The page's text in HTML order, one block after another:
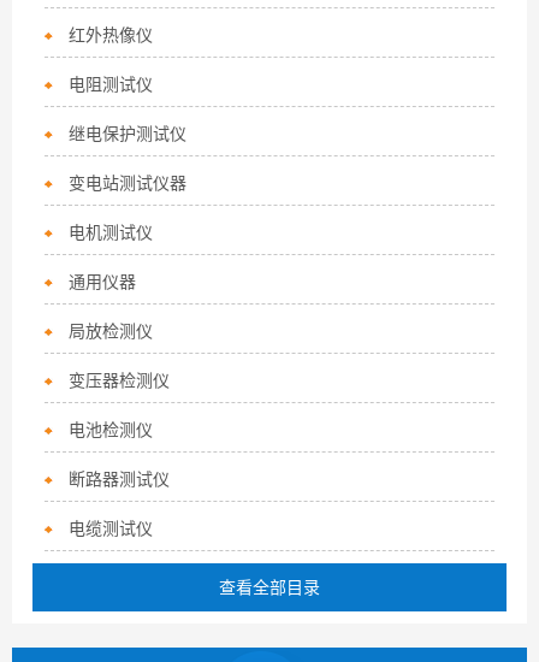
红外热像仪
电阻测试仪
继电保护测试仪
变电站测试仪器
电机测试仪
通用仪器
局放检测仪
变压器检测仪
电池检测仪
断路器测试仪
电缆测试仪
查看全部目录